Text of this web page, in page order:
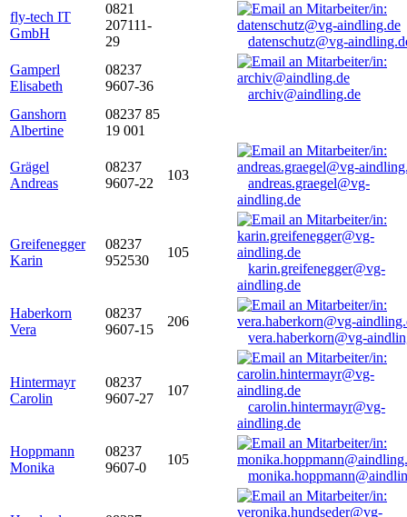
fly-tech IT
GmbH
0821
207111-
29
datenschutz@vg-
Gamperl
Elisabeth
08237
9607-36
archiv@aindling.de
Ganshorn
Albertine
08237 85
19 001
Grägel
Andreas
08237
9607-22
103
andreas.graegel@vg-
aindling.de
Greifenegger
Karin
08237
952530
105
karin.greifenegger@vg-
aindling.de
Haberkorn
Vera
08237
9607-15
206
vera.haberkorn@vg-
Hintermayr
Carolin
08237
9607-27
107
carolin.hintermayr@vg-
aindling.de
Hoppmann
Monika
08237
9607-0
105